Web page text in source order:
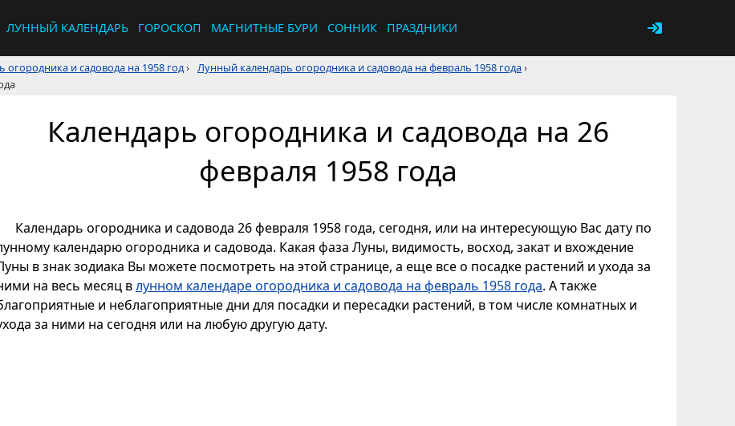
ЛУННЫЙ КАЛЕНДАРЬ ГОРОСКОП МАГНИТНЫЕ БУРИ СОННИК ПРАЗДНИКИ
и садовода на 1958 год› Лунный календарь огородника и садовода на февраль 1958 года›
Календарь огородника и садовода на 26
февраля 1958 года
Календарь огородника и садовода 26 февраля 1958 года, сегодня, или на интересующую Вас дату по
календарю огородника и садовода. Какая фаза Луны, видимость, восход, закат и вхождение
в знак зодиака Вы можете посмотреть на этой странице, а еще все о посадке растений и ухода за
на весь месяц влунном календаре огородника и садовода на февраль 1958 года. А также
и неблагоприятные дни для посадки и пересадки растений, в том числе комнатных и
за ними на сегодня или на любую другую дату.